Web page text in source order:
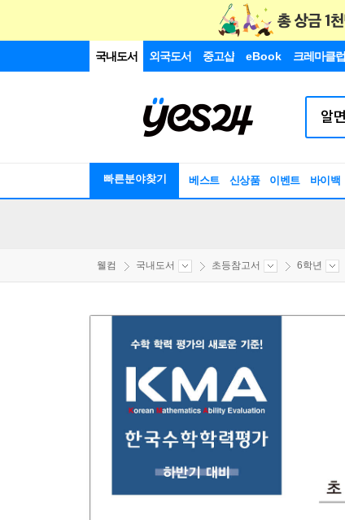
국내도서 외국도서 중고샵 eBook 크레마클럽
빠른분야찾기 베스트 신상품 이벤트 바이백
웰컴 국내도서 초등참고서 6학년